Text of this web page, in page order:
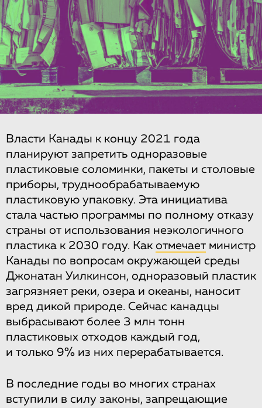
Власти Канады к концу 2021 года
планируют запретить одноразовые
пластиковые соломинки, пакеты и столовые
приборы, труднообрабатываемую
пластиковую упаковку. Эта инициатива
стала частью программы по полному отказу
страны от использования неэкологичного
пластика к 2030 году. Как отмечает министр
Канады по вопросам окружающей среды
Джонатан Уилкинсон, одноразовый пластик
загрязняет реки, озера и океаны, наносит
вред дикой природе. Сейчас канадцы
выбрасывают более 3 млн тонн
пластиковых отходов каждый год,
и только 9% из них перерабатывается.
В последние годы во многих странах
вступили в силу законы, запрещающие